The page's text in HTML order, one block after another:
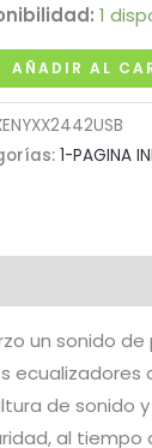
1
AÑADIR AL
1-PAGINA
un sonido
de sonido y
al